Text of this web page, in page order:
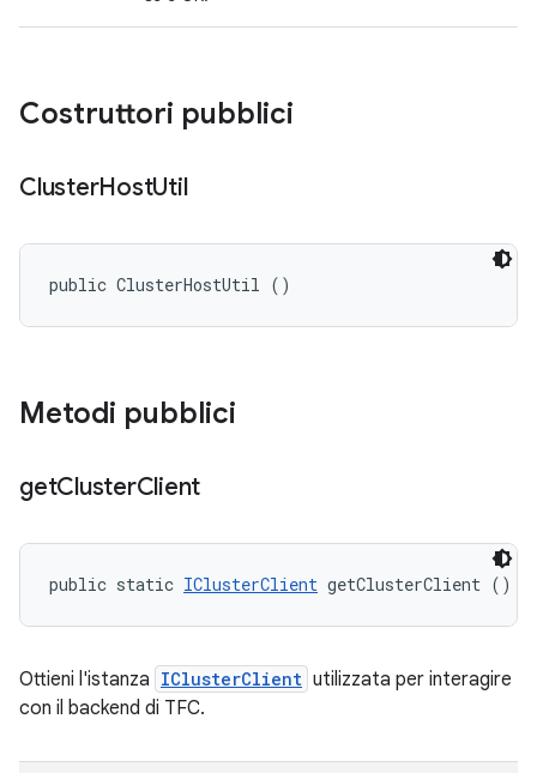
Costruttori pubblici
ClusterHostUtil
public ClusterHostUtil ()
Metodi pubblici
getClusterClient
public static IClusterClient getClusterClient ()
Ottieni l'istanza IClusterClient utilizzata per interagire
con il backend di TFC.